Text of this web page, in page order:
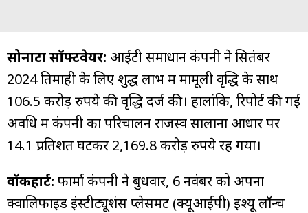
सोनाटा सॉफ्टवेयर: आईटी समाधान कंपनी ने सितंबर
2024 तिमाही के लिए शुद्ध लाभ में मामूली वृद्धि के साथ
106.5 करोड़ रुपये की वृद्धि दर्ज की। हालांकि, रिपोर्ट की गई
अवधि में कंपनी का परिचालन राजस्व सालाना आधार पर
14.1 प्रतिशत घटकर 2,169.8 करोड़ रुपये रह गया।
वॉकहार्ट: फार्मा कंपनी ने बुधवार, 6 नवंबर को अपना
क्वालिफाइड इंस्टीट्यूशंस प्लेसमेंट (क्यूआईपी) इश्यू लॉन्च